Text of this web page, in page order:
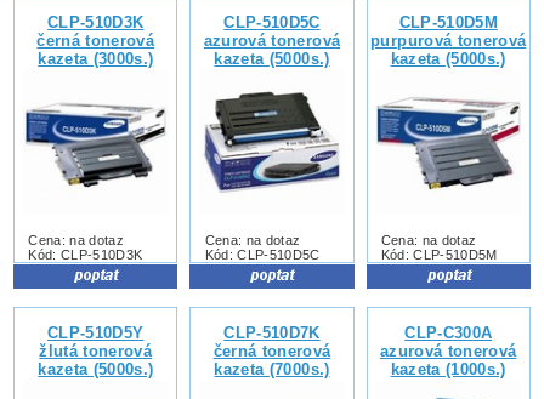
CLP-510D3K
černá tonerová
kazeta (3000s.)
Cena: na dotaz
Kód: CLP-510D3K
CLP-510D5C
azurová tonerová
kazeta (5000s.)
Cena: na dotaz
Kód: CLP-510D5C
CLP-510D5M
purpurová tonerová
kazeta (5000s.)
Cena: na dotaz
Kód: CLP-510D5M
CLP-510D5Y
žlutá tonerová
kazeta (5000s.)
CLP-510D7K
černá tonerová
kazeta (7000s.)
CLP-C300A
azurová tonerová
kazeta (1000s.)